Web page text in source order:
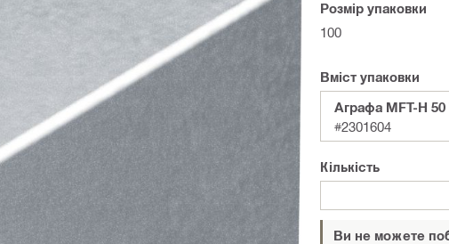
Розмір упаковки
100
Вміст упаковки
Аграфа MFT-H 50
#2301604
Кількість
Ви не можете